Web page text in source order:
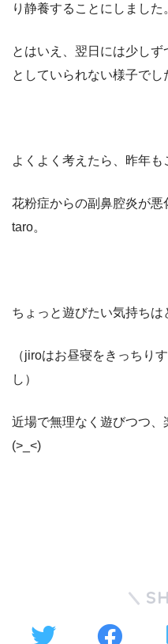
り静養することにしました
とはいえ、翌日には少し
としていられない様子で
よくよく考えたら、昨年も
花粉症からの副鼻腔炎が
taro。
ちょっと遊びたい気持ち
（jiroはお昼寝をきっちり
し）
近場で無理なく遊びつつ
(>_<)